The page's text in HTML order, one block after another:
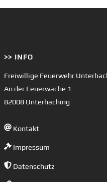
>> INFO
Freiwillige Feuerwehr
An der Feuerwache 1
82008 Unterhaching
Kontakt
Impressum
Datenschutz